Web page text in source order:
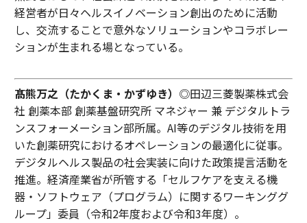
経営者が日々ヘルスイノベーション創出のために活動
し、交流することで意外なソリューションやコラボレー
ションが生まれる場となっている。
髙熊万之（たかくま・かずゆき） ◎田辺三菱製薬株式会
社 創薬本部 創薬基盤研究所 マネジャー 兼 デジタルトラ
ンスフォーメーション部所属。AI等のデジタル技術を用
いた創薬研究におけるオペレーションの最適化に従事。
デジタルヘルス製品の社会実装に向けた政策提言活動を
推進。経済産業省が所管する「セルフケアを支える機
器・ソフトウェア（プログラム）に関するワーキンググ
ループ」委員（令和2年度および令和3年度）。